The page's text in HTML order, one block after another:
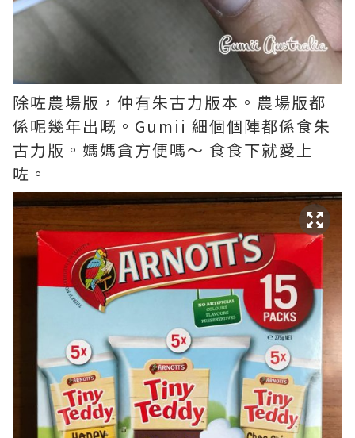
除咗農場版，仲有朱古力版本。農場版都
係呢幾年出嘅。Gumii 細個個陣都係食朱
古力版。媽媽貪方便嗎～ 食食下就愛上
咗。